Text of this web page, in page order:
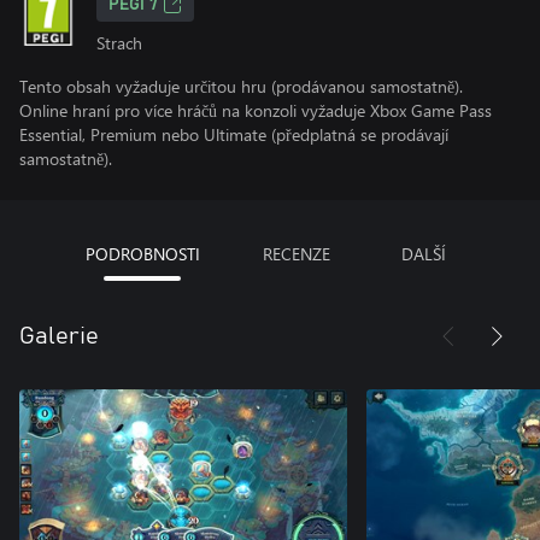
PEGI 7
Strach
Tento obsah vyžaduje určitou hru (prodávanou samostatně).
Online hraní pro více hráčů na konzoli vyžaduje Xbox Game Pass
Essential, Premium nebo Ultimate (předplatná se prodávají
samostatně).
PODROBNOSTI RECENZE DALŠÍ
Galerie